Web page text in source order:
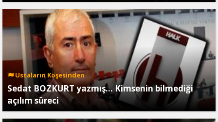
Ustaların Köşesinden
Sedat BOZKURT yazmış… Kimsenin bilmediği
açılım süreci